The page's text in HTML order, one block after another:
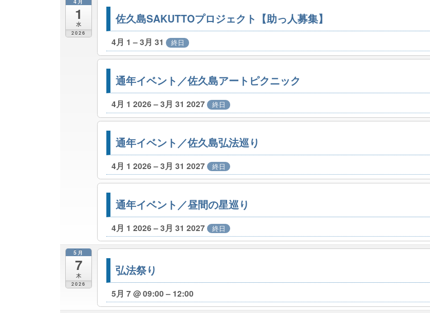
1
水
2026
佐久島SAKUTTOプロジェクト【助っ人募集】
4月 1 – 3月 31 終日
通年イベント／佐久島アートピクニック
4月 1 2026 – 3月 31 2027 終日
通年イベント／佐久島弘法巡り
4月 1 2026 – 3月 31 2027 終日
通年イベント／昼間の星巡り
4月 1 2026 – 3月 31 2027 終日
5月
7
木
2026
弘法祭り
5月 7 @ 09:00 – 12:00